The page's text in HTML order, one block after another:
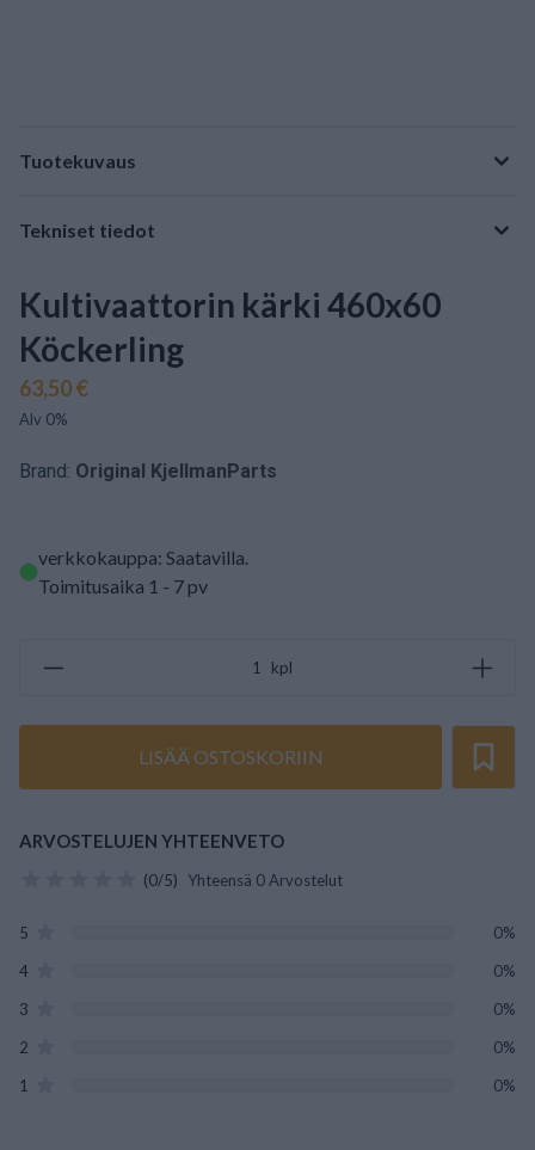
Tuotekuvaus
Tekniset tiedot
Kultivaattorin kärki 460x60
Köckerling
63,50 €
Alv 0%
Brand: Original KjellmanParts
verkkokauppa: Saatavilla.
Toimitusaika 1 - 7 pv
kpl
LISÄÄ OSTOSKORIIN
ARVOSTELUJEN YHTEENVETO
(0/5) Yhteensä 0 Arvostelut
5
0%
4
0%
3
0%
2
0%
1
0%